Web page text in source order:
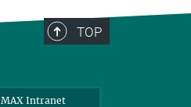
TOP
MAX Intranet